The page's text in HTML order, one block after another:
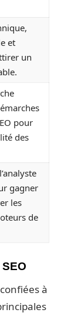
et
un
pour
des
gagner
les
de
à